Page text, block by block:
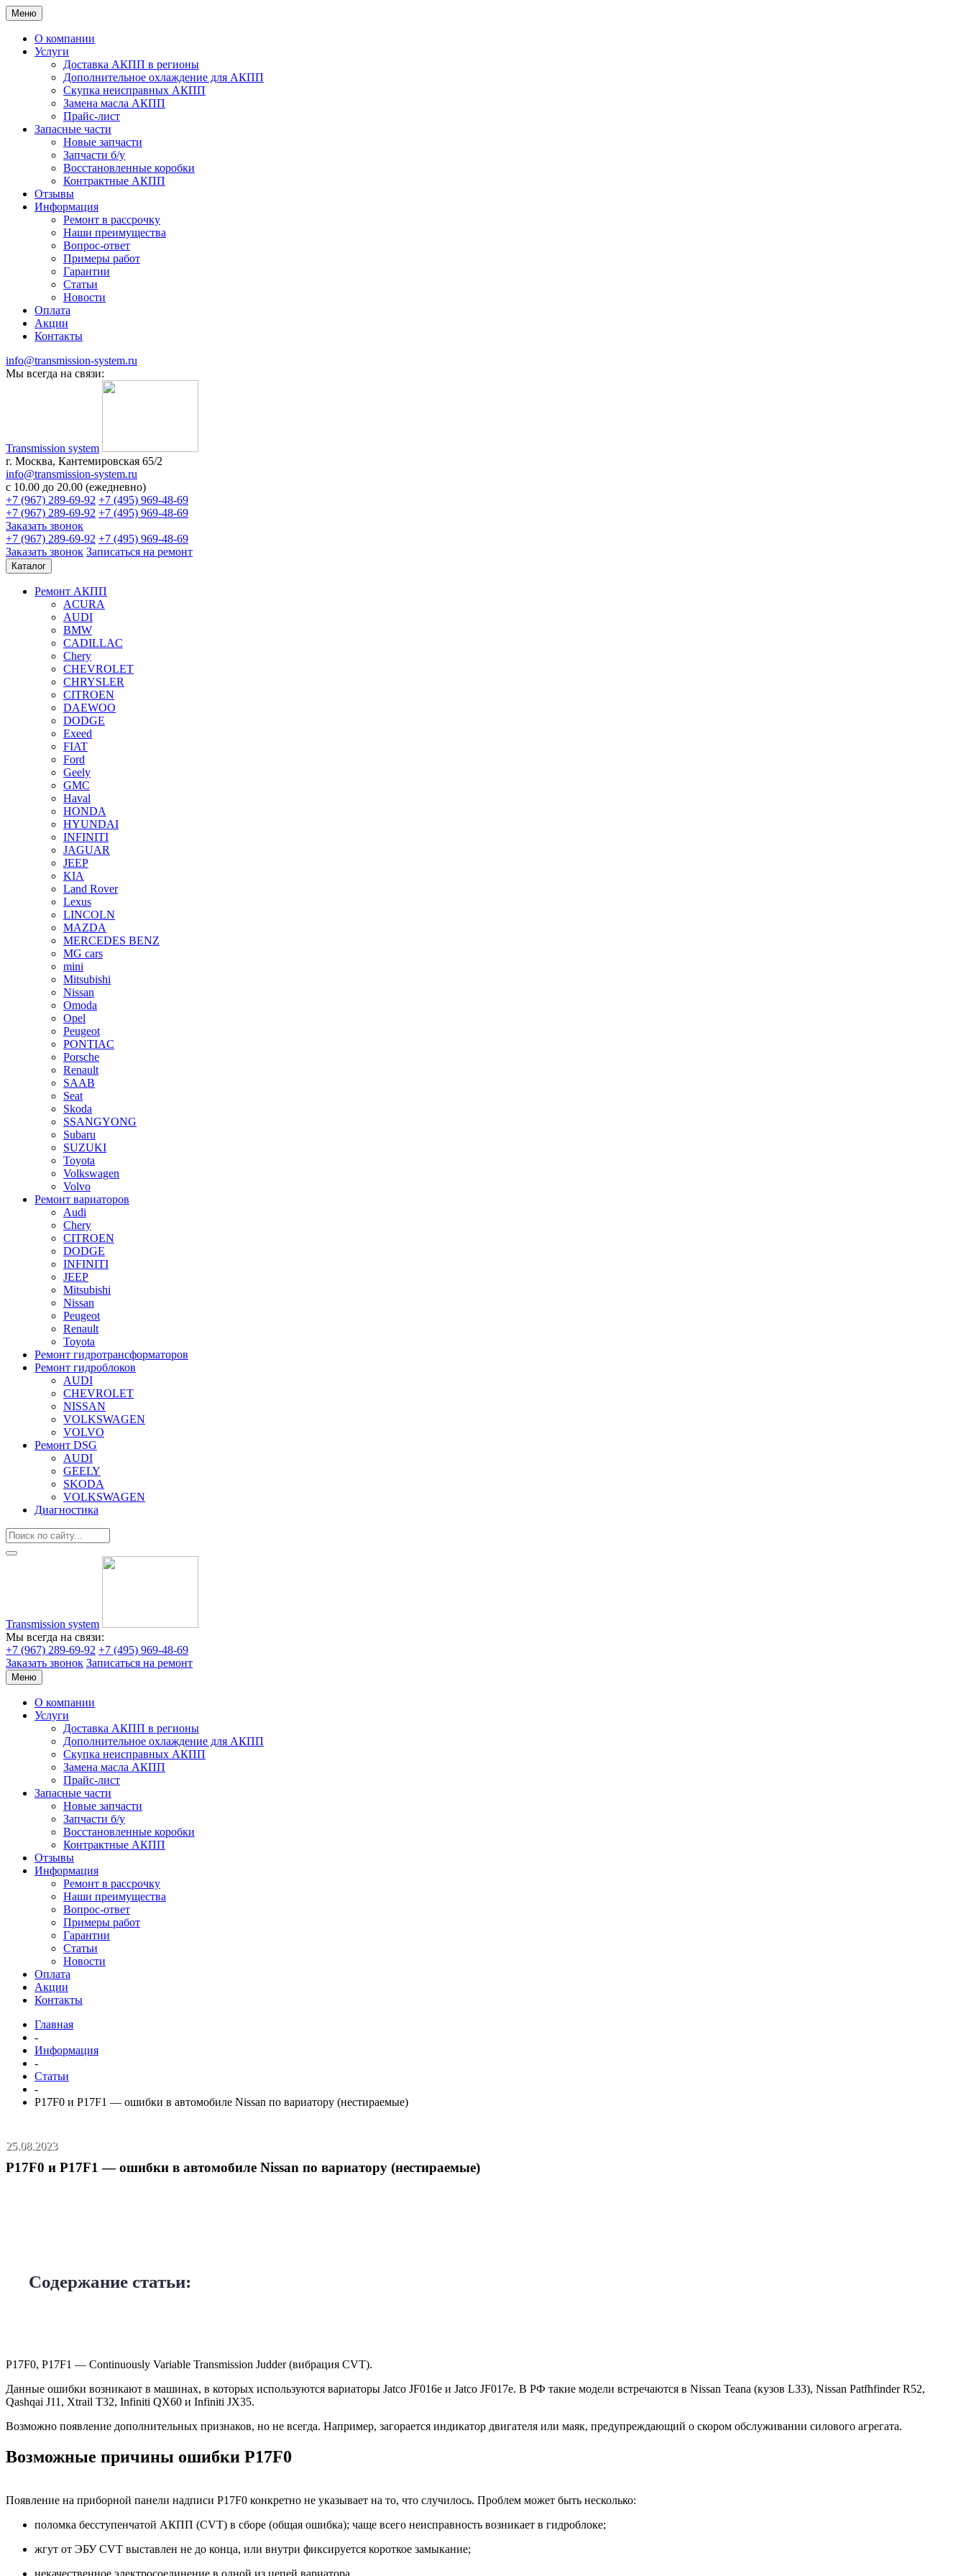
Меню
О компании
Услуги
Доставка АКПП в регионы
Дополнительное охлаждение для АКПП
Скупка неисправных АКПП
Замена масла АКПП
Прайс-лист
Запасные части
Новые запчасти
Запчасти б/у
Восстановленные коробки
Контрактные АКПП
Отзывы
Информация
Ремонт в рассрочку
Наши преимущества
Вопрос-ответ
Примеры работ
Гарантии
Статьи
Новости
Оплата
Акции
Контакты
info@transmission-system.ru
Мы всегда на связи:
Transmission system
г. Москва, Кантемировская 65/2
info@transmission-system.ru
с 10.00 до 20.00 (ежедневно)
+7 (967) 289-69-92 +7 (495) 969-48-69
+7 (967) 289-69-92 +7 (495) 969-48-69
Заказать звонок
+7 (967) 289-69-92 +7 (495) 969-48-69
Заказать звонок Записаться на ремонт
Каталог
Ремонт АКПП
ACURA
AUDI
BMW
CADILLAC
Chery
CHEVROLET
CHRYSLER
CITROEN
DAEWOO
DODGE
Exeed
FIAT
Ford
Geely
GMC
Haval
HONDA
HYUNDAI
INFINITI
JAGUAR
JEEP
KIA
Land Rover
Lexus
LINCOLN
MAZDA
MERCEDES BENZ
MG cars
mini
Mitsubishi
Nissan
Omoda
Opel
Peugeot
PONTIAC
Porsche
Renault
SAAB
Seat
Skoda
SSANGYONG
Subaru
SUZUKI
Toyota
Volkswagen
Volvo
Ремонт вариаторов
Audi
Chery
CITROEN
DODGE
INFINITI
JEEP
Mitsubishi
Nissan
Peugeot
Renault
Toyota
Ремонт гидротрансформаторов
Ремонт гидроблоков
AUDI
CHEVROLET
NISSAN
VOLKSWAGEN
VOLVO
Ремонт DSG
AUDI
GEELY
SKODA
VOLKSWAGEN
Диагностика
Transmission system
Мы всегда на связи:
+7 (967) 289-69-92 +7 (495) 969-48-69
Заказать звонок Записаться на ремонт
Меню
О компании
Услуги
Доставка АКПП в регионы
Дополнительное охлаждение для АКПП
Скупка неисправных АКПП
Замена масла АКПП
Прайс-лист
Запасные части
Новые запчасти
Запчасти б/у
Восстановленные коробки
Контрактные АКПП
Отзывы
Информация
Ремонт в рассрочку
Наши преимущества
Вопрос-ответ
Примеры работ
Гарантии
Статьи
Новости
Оплата
Акции
Контакты
Главная
-
Информация
-
Статьи
-
P17F0 и P17F1 — ошибки в автомобиле Nissan по вариатору (нестираемые)
25.08.2023
P17F0 и P17F1 — ошибки в автомобиле Nissan по вариатору (нестираемые)
Содержание статьи:
P17F0, P17F1 — Continuously Variable Transmission Judder (вибрация CVT).
Данные ошибки возникают в машинах, в которых используются вариаторы Jatco JF016e и Jatco JF017e. В РФ такие модели встречаются в Nissan Teana (кузов L33), Nissan Patfhfinder R52,
Qashqai J11, Xtrail T32, Infiniti QX60 и Infiniti JX35.
Возможно появление дополнительных признаков, но не всегда. Например, загорается индикатор двигателя или маяк, предупреждающий о скором обслуживании силового агрегата.
Возможные причины ошибки P17F0
Появление на приборной панели надписи P17F0 конкретно не указывает на то, что случилось. Проблем может быть несколько:
поломка бесступенчатой АКПП (CVT) в сборе (общая ошибка); чаще всего неисправность возникает в гидроблоке;
жгут от ЭБУ CVT выставлен не до конца, или внутри фиксируется короткое замыкание;
некачественное электросоединение в одной из цепей вариатора.